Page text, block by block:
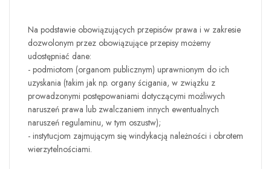
Na podstawie obowiązujących przepisów prawa i w zakresie
dozwolonym przez obowiązujące przepisy możemy
udostępniać dane:
- podmiotom (organom publicznym) uprawnionym do ich
uzyskania (takim jak np. organy ścigania, w związku z
prowadzonymi postępowaniami dotyczącymi możliwych
naruszeń prawa lub zwalczaniem innych ewentualnych
naruszeń regulaminu, w tym oszustw);
- instytucjom zajmującym się windykacją należności i obrotem
wierzytelnościami.